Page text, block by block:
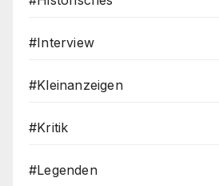
#Interview
#Kleinanzeigen
#Kritik
#Legenden